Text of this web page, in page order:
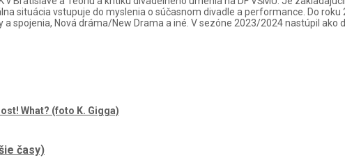
situácia vstupuje do myslenia o súčasnom divadle a performance. Do
spojenia, Nová dráma/New Drama a iné. V sezóne 2023/2024 nastúpil ako
časy)